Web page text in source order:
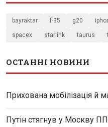
bayraktar f-35 g20
spacex starlink taurus
ОСТАННІ НОВИНИ
Прихована мобілізація й
Путін стягнув у Москву ППО